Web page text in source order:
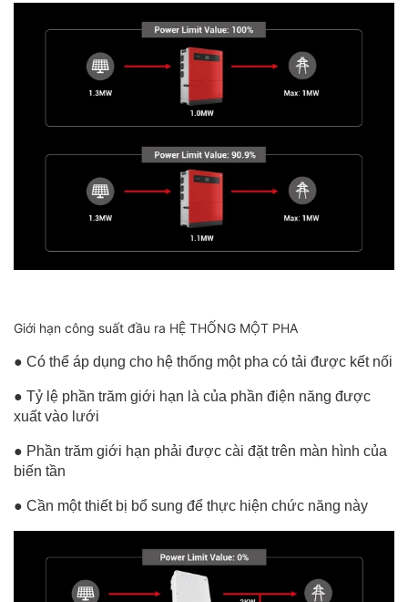
Giới hạn công suất đầu ra HỆ THỐNG MỘT PHA
● Có thể áp dụng cho hệ thống một pha có tải được kết nối
● Tỷ lệ phần trăm giới hạn là của phần điện năng được
xuất vào lưới
● Phần trăm giới hạn phải được cài đặt trên màn hình của
biến tần
● Cần một thiết bị bổ sung để thực hiện chức năng này